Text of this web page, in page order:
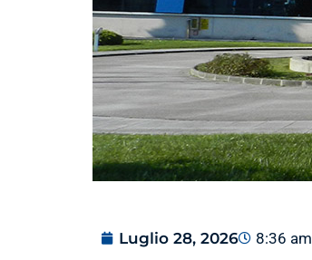
Leggi →
Luglio 28, 2026 8:36 am